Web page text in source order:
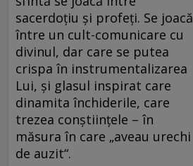
sacerdoţiu şi profeţi. Se joacă
între un cult-comunicare cu
divinul, dar care se putea
crispa în instrumentalizarea
Lui, şi glasul inspirat care
dinamita închiderile, care
trezea conştiinţele – în
măsura în care „aveau urechi
de auzit“.